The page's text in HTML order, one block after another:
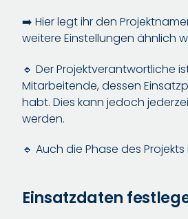
➡️ Hier legt ihr den
weitere Einstellungen ähnlich
🔹 Der Projektverantwortliche
Mitarbeitende, dessen
habt. Dies kann jedoch
werden.
🔹 Auch die Phase des
Einsatzdaten